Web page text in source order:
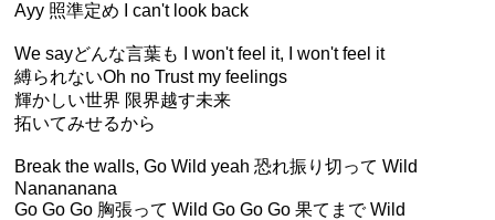
Ayy 照準定め I can't look back
We sayどんな言葉も I won't feel it, I won't feel it
縛られないOh no Trust my feelings
輝かしい世界 限界越す未来
拓いてみせるから
Break the walls, Go Wild yeah 恐れ振り切って Wild
Nanananana
Go Go Go 胸張って Wild Go Go Go 果てまで Wild